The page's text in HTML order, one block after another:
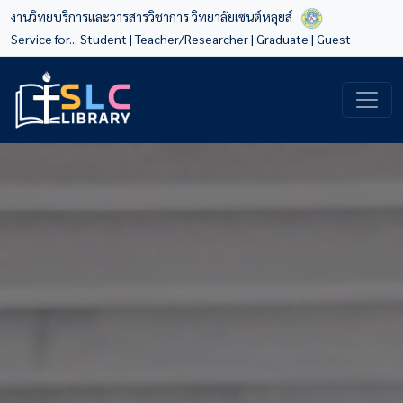
งานวิทยบริการและวารสารวิชาการ วิทยาลัยเซนต์หลุยส์
Service for... Student |Teacher/Researcher| Graduate | Guest